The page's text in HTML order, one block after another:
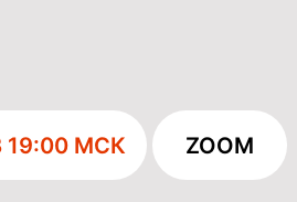
19:00 МСК ZOOM